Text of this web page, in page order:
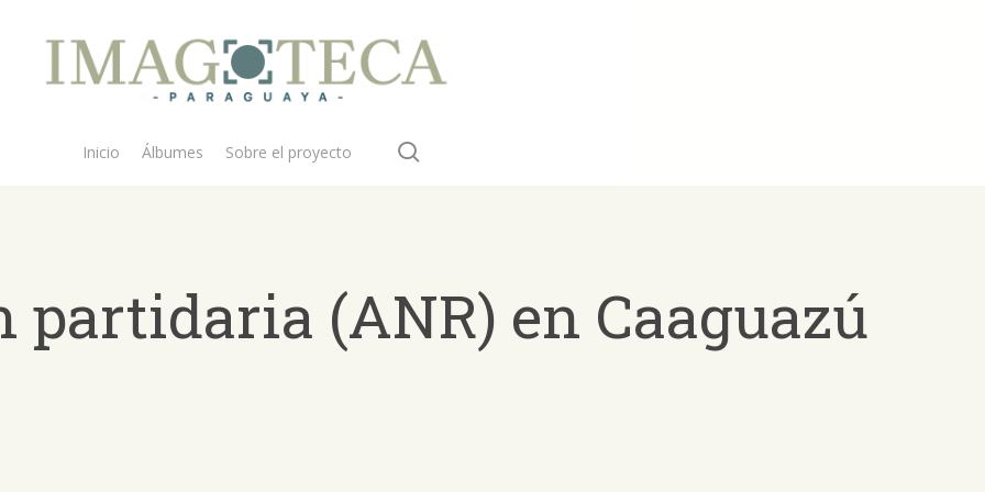
Inicio Álbumes Sobre el proyecto
partidaria (ANR) en Caaguazú